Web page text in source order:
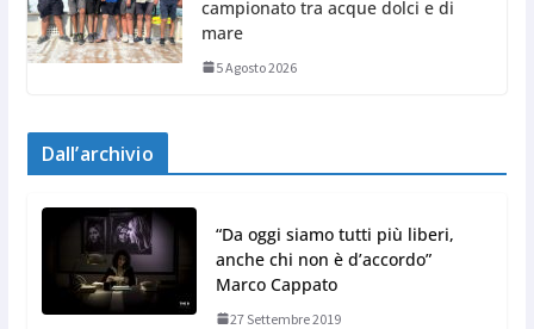
campionato tra acque dolci e di
mare
5 Agosto 2026
Dall’archivio
“Da oggi siamo tutti più liberi,
anche chi non è d’accordo”
Marco Cappato
27 Settembre 2019